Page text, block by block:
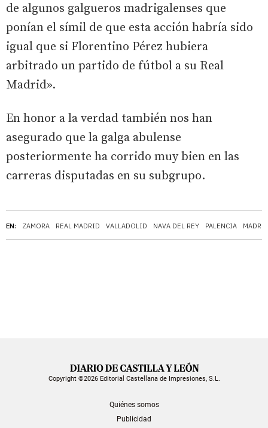
EN: ZAMORA REAL MADRID VALLADOLID NAVA DEL REY PALENCIA
de algunos galgueros madrigalenses que
ponían el símil de que esta acción habría sido
igual que si Florentino Pérez hubiera
arbitrado un partido de fútbol a su Real
Madrid».
En honor a la verdad también nos han
asegurado que la galga abulense
posteriormente ha corrido muy bien en las
carreras disputadas en su subgrupo.
Copyright ©2026 Editorial Castellana de Impresiones, S.L.
Quiénes somos
Publicidad